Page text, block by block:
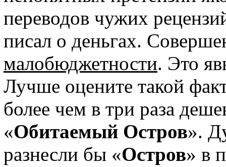
переводов чужих
писал о деньгах.
малобюджетности. Это
Лучше оцените такой
более чем в три раза
«Обитаемый Остров».
разнесли бы «Остров» в